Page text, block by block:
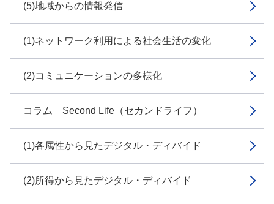
(5)地域からの情報発信
(1)ネットワーク利用による社会生活の変化
(2)コミュニケーションの多様化
コラム Second Life（セカンドライフ）
(1)各属性から見たデジタル・ディバイド
(2)所得から見たデジタル・ディバイド